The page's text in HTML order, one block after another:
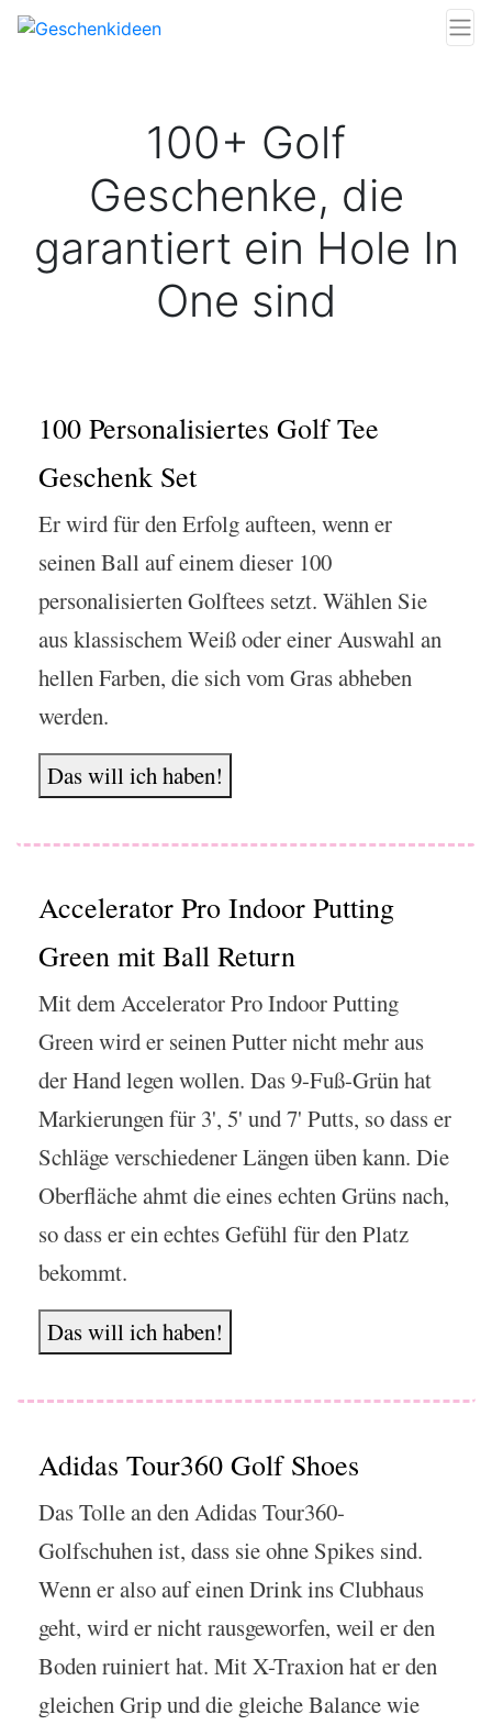
100+ Golf
Geschenke, die
garantiert ein Hole In
One sind
100 Personalisiertes Golf Tee
Geschenk Set
Er wird für den Erfolg aufteen, wenn er
seinen Ball auf einem dieser 100
personalisierten Golftees setzt. Wählen Sie
aus klassischem Weiß oder einer Auswahl an
hellen Farben, die sich vom Gras abheben
werden.
Das will ich haben!
Accelerator Pro Indoor Putting
Green mit Ball Return
Mit dem Accelerator Pro Indoor Putting
Green wird er seinen Putter nicht mehr aus
der Hand legen wollen. Das 9-Fuß-Grün hat
Markierungen für 3', 5' und 7' Putts, so dass er
Schläge verschiedener Längen üben kann. Die
Oberfläche ahmt die eines echten Grüns nach,
so dass er ein echtes Gefühl für den Platz
bekommt.
Das will ich haben!
Adidas Tour360 Golf Shoes
Das Tolle an den Adidas Tour360-
Golfschuhen ist, dass sie ohne Spikes sind.
Wenn er also auf einen Drink ins Clubhaus
geht, wird er nicht rausgeworfen, weil er den
Boden ruiniert hat. Mit X-Traxion hat er den
gleichen Grip und die gleiche Balance wie